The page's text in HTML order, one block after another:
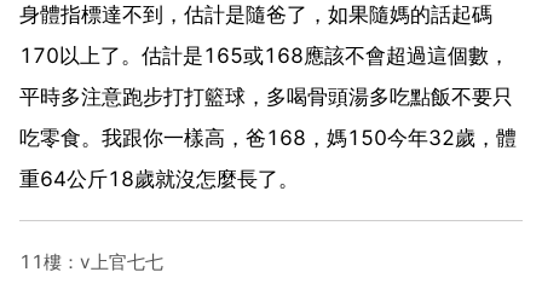
身體指標達不到，估計是隨爸了，如果隨媽的話起碼
170以上了。估計是165或168應該不會超過這個數，
平時多注意跑步打打籃球，多喝骨頭湯多吃點飯不要只
吃零食。我跟你一樣高，爸168，媽150今年32歲，體
重64公斤18歲就沒怎麼長了。
11樓：v上官七七